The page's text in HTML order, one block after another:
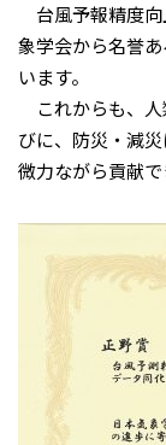
台風予報精度向
象学会から名誉
います。
これからも、人
びに、防災・減
微力ながら貢献で